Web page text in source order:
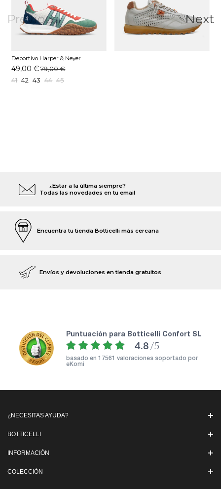
Previous
Deportivo Harper & Neyer
CARCROSS POINT Verde
49,00 € 79,00 €
41 42 43 44 45
Next
¿Estar a la última siempre?
Todas las novedades en tu email
Encuentra tu tienda Botticelli más cercana
Envíos y devoluciones en tienda gratuitos
puntuación para Botticelli Confort SL
4.8 /5
basado en 17561 valoraciones soportado por
eKomi
¿NECESITAS AYUDA?
BOTTICELLI
INFORMACIÓN
COLECCIÓN